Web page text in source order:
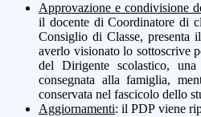
Approvazione e condivisione
il docente di Coordinatore di
Consiglio di Classe, presenta
averlo visionato lo sottoscrive
del Dirigente scolastico,
consegnata alla famiglia,
conservata nel fascicolo dello
Aggiornamenti: il PDP viene